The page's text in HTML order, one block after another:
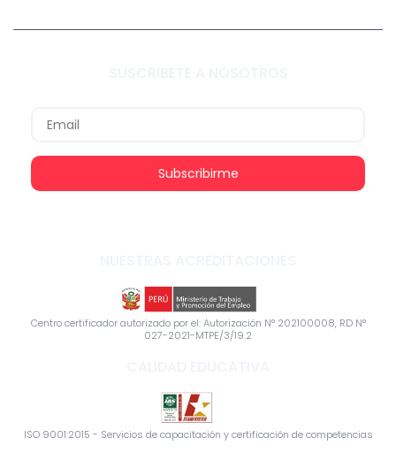
Subscribirme
Centro certificador autorizado por el: Autorización N° 202100008, RD N°
027-2021-MTPE/3/19.2
ISO 9001:2015 - Servicios de capacitación y certificación de competencias